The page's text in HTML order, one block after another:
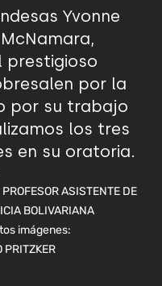
Yvonne
prestigioso
por la
por su trabajo
los tres
en su oratoria.
ASISTENTE DE
BOLIVARIANA
imágenes:
PRITZKER